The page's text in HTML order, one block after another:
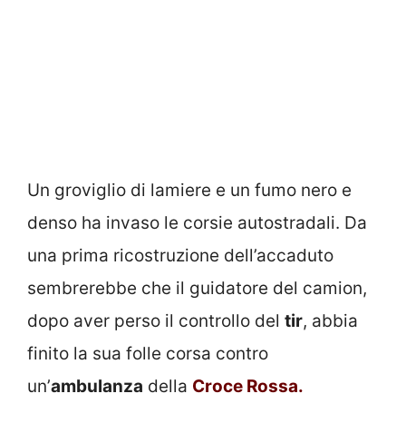
Un groviglio di lamiere e un fumo nero e
denso ha invaso le corsie autostradali. Da
una prima ricostruzione dell’accaduto
sembrerebbe che il guidatore del camion,
dopo aver perso il controllo del tir, abbia
finito la sua folle corsa contro
un’ambulanza della Croce Rossa.